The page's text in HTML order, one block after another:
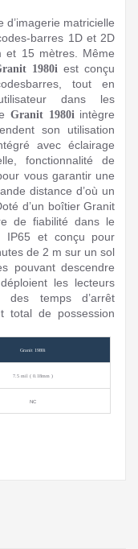
d’imagerie matricielle
barres 1D et 2D
et 15 mètres. Même
1980i est conçu
tout en
dans les
Granit 1980i intègre
son utilisation
avec éclairage
fonctionnalité de
vous garantir une
distance d’où un
d’un boîtier Granit
de fiabilité dans le
IP65 et conçu pour
de 2 m sur un sol
pouvant descendre
les lecteurs
des temps d’arrêt
total de possession
Granit 1980i
7.5 mil ( 0.18mm )
NC